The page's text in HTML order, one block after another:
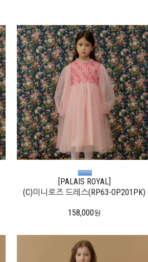
[PALAIS ROYAL]
(C)미니로즈 드레스(RP63-OP201PK)
158,000원